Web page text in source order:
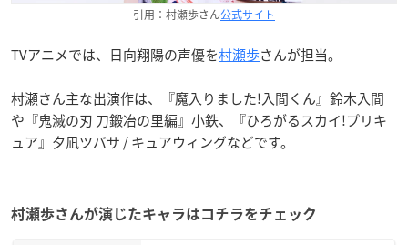
引用：村瀬歩さん公式サイト
TVアニメでは、日向翔陽の声優を村瀬歩さんが担当。
村瀬さん主な出演作は、『魔入りました!入間くん』鈴木入間
や『鬼滅の刃 刀鍛冶の里編』小鉄、『ひろがるスカイ!プリキ
ュア』夕凪ツバサ / キュアウィングなどです。
村瀬歩さんが演じたキャラはコチラをチェック